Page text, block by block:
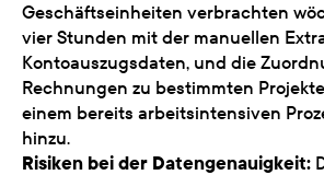
Geschäftseinheiten verbrachten
vier Stunden mit der manuellen
Kontoauszugsdaten, und die
Rechnungen zu bestimmten
einem bereits arbeitsintensiven
hinzu.
Risiken bei der Datengenauigkeit: